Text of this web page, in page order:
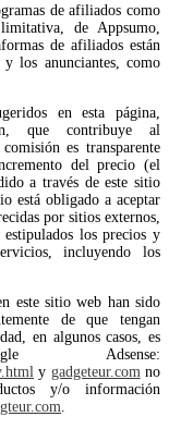
de afiliados como
de Appsumo,
de afiliados están
los anunciantes, como
en esta página,
que contribuye al
es transparente
del precio (el
a través de este sitio
está obligado a aceptar
por sitios externos,
estipulados los precios y
incluyendo los
este sitio web han sido
de que tengan
en algunos casos, es
Adsense:
y gadgeteur.com no
y/o información